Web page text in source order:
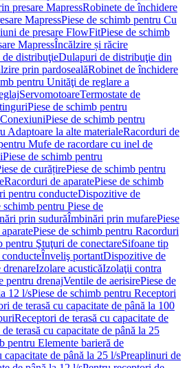
presare MapressRobinete de închidere
MapressPiese de schimb pentru Cu
de presare FlowFitPiese de schimb
MapressÎncălzire și răcire
distribuţieDulapuri de distribuţie din
prin pardosealăRobinet de închidere
pentru Unităţi de reglare a
ServomotoareTermostate de
Piese de schimb pentru
ConexiuniPiese de schimb pentru
Adaptoare la alte materialeRacorduri de
Mufe de racordare cu inel de
Piese de schimb pentru
de curățirePiese de schimb pentru
Racorduri de aparatePiese de schimb
pentru conducteDispozitive de
schimb pentru Piese de
prin sudurăÎmbinări prin mufarePiese
Piese de schimb pentru Racorduri
pentru Ştuţuri de conectareSifoane tip
Înveliş portantDispozitive de
drenareIzolare acusticăIzolaţii contra
pentru drenajVentile de aerisirePiese de
12 l/sPiese de schimb pentru Receptori
de terasă cu capacitate de până la 100
Receptori de terasă cu capacitate de
terasă cu capacitate de până la 25
pentru Elemente barieră de
capacitate de până la 25 l/sPreaplinuri de